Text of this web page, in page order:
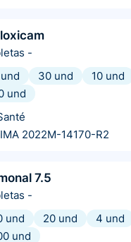
-
30 und 10 und
und
2022M-14170-R2
7.5
-
und
20 und 4 und
und